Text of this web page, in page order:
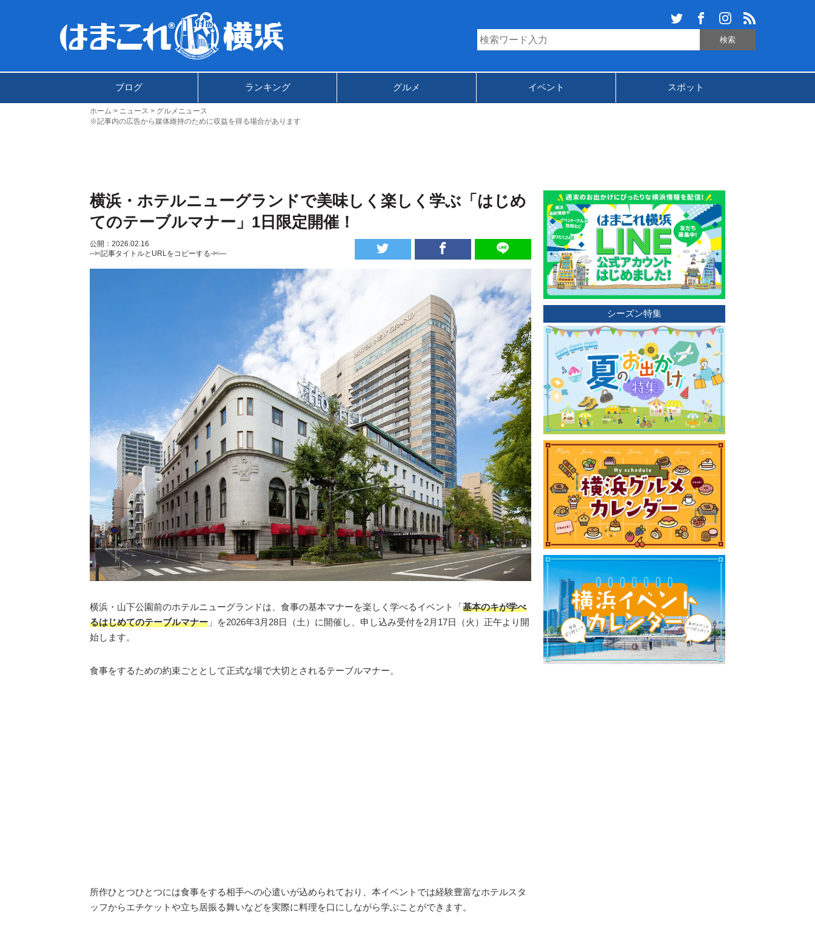
ブログ ランキング グルメ イベント スポット
ホーム ニュース
グルメニュース
※記事内の広告から媒体維持のために収益を得る場合があります
横浜・ホテルニューグランドで美味しく楽しく学ぶ「はじめ
てのテーブルマナー」1日限定開催！
公開：2026.02.16
--✄記事タイトルとURLをコピーする-✄—
横浜・山下公園前のホテルニューグランドは、食事の基本マナーを楽しく学べるイベント「基本のキが学べ
るはじめてのテーブルマナー 」を2026年3月28日（土）に開催し、申し込み受付を2月17日（火）正午より開
始します。
食事をするための約束ごととして正式な場で大切とされるテーブルマナー。
所作ひとつひとつには食事をする相手への心遣いが込められており、本イベントでは経験豊富なホテルスタ
ッフからエチケットや立ち居振る舞いなどを実際に料理を口にしながら学ぶことができます。
シーズン特集